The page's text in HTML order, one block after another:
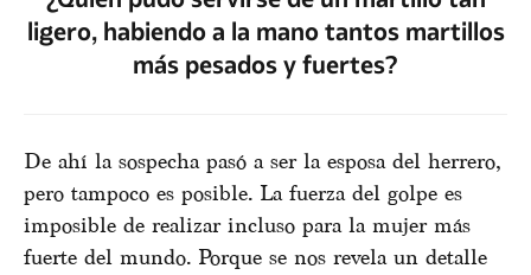
ligero, habiendo a la mano tantos martillos
más pesados y fuertes?
De ahí la sospecha pasó a ser la esposa del herrero,
pero tampoco es posible. La fuerza del golpe es
imposible de realizar incluso para la mujer más
fuerte del mundo. Porque se nos revela un detalle